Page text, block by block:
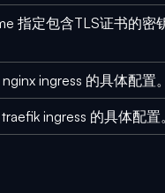
指定包含TLS证书的密
ingress 的具体配置。
ingress 的具体配置。